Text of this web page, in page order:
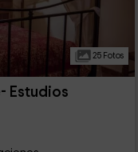
25 Fotos
Estudios